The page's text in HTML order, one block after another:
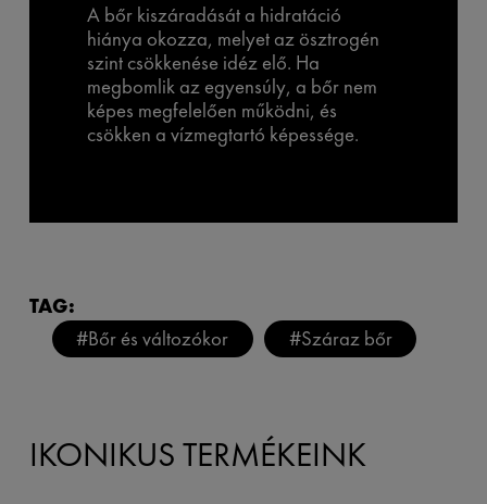
A bőr kiszáradását a hidratáció
hiánya okozza, melyet az ösztrogén
szint csökkenése idéz elő. Ha
megbomlik az egyensúly, a bőr nem
képes megfelelően működni, és
csökken a vízmegtartó képessége.
TAG:
#Bőr és változókor
#Száraz bőr
IKONIKUS TERMÉKEINK